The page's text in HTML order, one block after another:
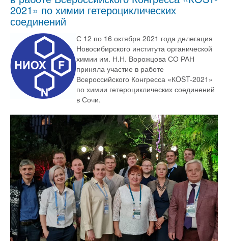
2021» по химии гетероциклических
соединений
С 12 по 16 октября 2021 года делегация
Новосибирского института органической
химии им. Н.Н. Ворожцова СО РАН
приняла участие в работе
Всероссийского Конгресса «КOST-2021»
по химии гетероциклических соединений
в Сочи.